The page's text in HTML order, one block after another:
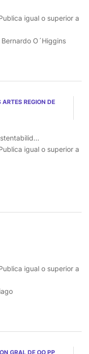
igual o superior a
O´Higgins
REGION DE
igual o superior a
igual o superior a
GRAL DE OO PP